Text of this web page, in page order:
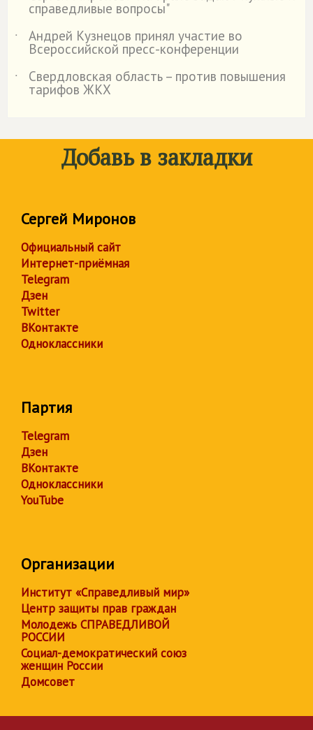
справедливые вопросы"
˙
Андрей Кузнецов принял участие во
Всероссийской пресс-конференции
˙
Свердловская область – против повышения
тарифов ЖКХ
Добавь в закладки
Сергей Миронов
Официальный сайт
Интернет-приёмная
Telegram
Дзен
Twitter
ВКонтакте
Одноклассники
Партия
Telegram
Дзен
ВКонтакте
Одноклассники
YouTube
Организации
Институт «Справедливый мир»
Центр защиты прав граждан
Молодежь СПРАВЕДЛИВОЙ
РОССИИ
Социал-демократический союз
женщин России
Домсовет